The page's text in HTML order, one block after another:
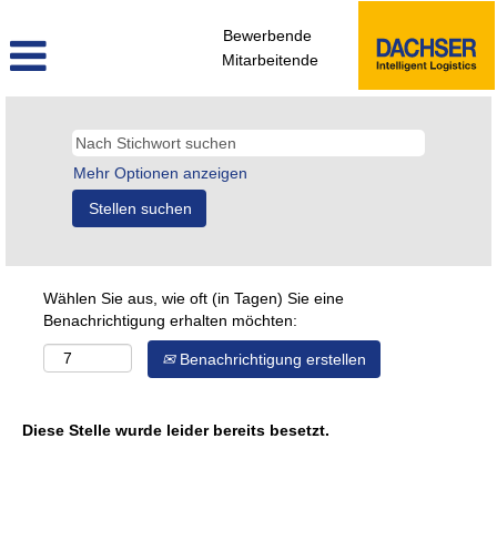
Bewerbende
Mitarbeitende
Mehr Optionen anzeigen
Wählen Sie aus, wie oft (in Tagen) Sie eine
Benachrichtigung erhalten möchten:
Benachrichtigung erstellen
Diese Stelle wurde leider bereits besetzt.